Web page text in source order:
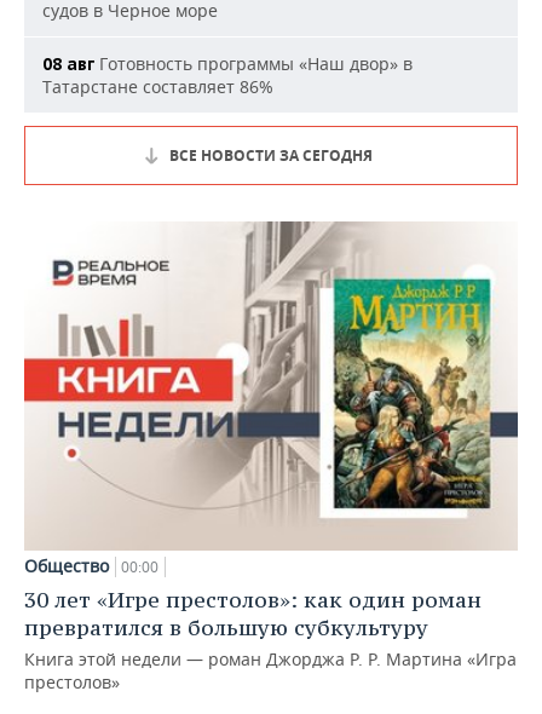
судов в Черное море
08 авг Готовность программы «Наш двор» в
Татарстане составляет 86%
ВСЕ НОВОСТИ ЗА СЕГОДНЯ
Общество 00:00
30 лет «Игре престолов»: как один роман
превратился в большую субкультуру
Книга этой недели — роман Джорджа Р. Р. Мартина «Игра
престолов»